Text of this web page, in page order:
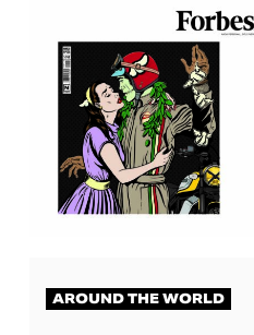
AROUND THE WORLD